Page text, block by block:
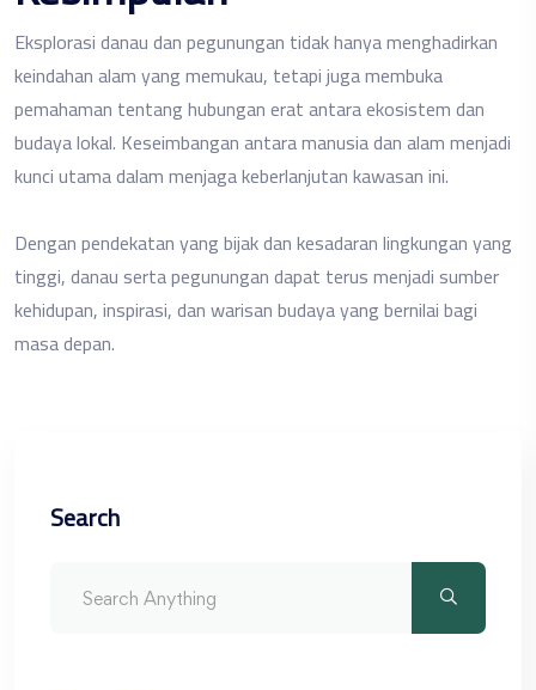
Eksplorasi danau dan pegunungan tidak hanya menghadirkan
keindahan alam yang memukau, tetapi juga membuka
pemahaman tentang hubungan erat antara ekosistem dan
budaya lokal. Keseimbangan antara manusia dan alam menjadi
kunci utama dalam menjaga keberlanjutan kawasan ini.
Dengan pendekatan yang bijak dan kesadaran lingkungan yang
tinggi, danau serta pegunungan dapat terus menjadi sumber
kehidupan, inspirasi, dan warisan budaya yang bernilai bagi
masa depan.
Search